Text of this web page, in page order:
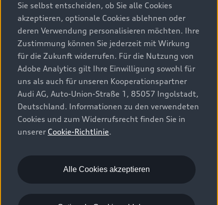
Modelle vergleichen
Elektromodelle
Plug-in-Hybride
Aktuelle Angebote
Sofort verfügbare Neuwagen
Gebrauchtwagen
Audi Gebrauchtwagen :plus
Geschäftskunden
Audi exclusive
Service & Zubehör
Audi Original Zubehör
Audi Services
Audi digital services
myAudi
Garantie & Unterstützung
Batterie und Sicherheit
Kundenbereich
Kontakt
Audi Partner finden
Probefahrt anfragen
Audi Welt
Audi quattro Cup
Die Marke Karriere WLTP
Energieeffizienz
Rechtliches
Cookie-Einstellungen
EU Data Act
Sie selbst entscheiden, ob Sie alle Cookies
akzeptieren, optionale Cookies ablehnen oder
deren Verwendung personalisieren möchten. Ihre
Zustimmung können Sie jederzeit mit Wirkung
für die Zukunft widerrufen. Für die Nutzung von
Adobe Analytics gilt Ihre Einwilligung sowohl für
uns als auch für unseren Kooperationspartner
Audi AG, Auto-Union-Straße 1, 85057 Ingolstadt,
Deutschland. Informationen zu den verwendeten
Cookies und zum Widerrufsrecht finden Sie in
unserer Cookie-Richtlinie.
Alle Cookies akzeptieren